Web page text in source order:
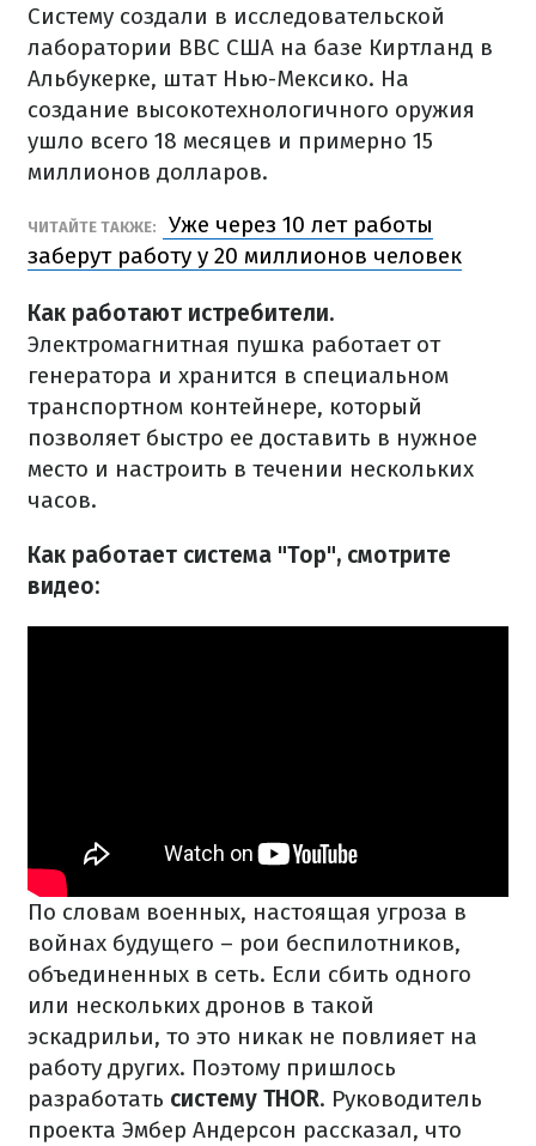
Систему создали в исследовательской
лаборатории ВВС США на базе Киртланд в
Альбукерке, штат Нью-Мексико. На
создание высокотехнологичного оружия
ушло всего 18 месяцев и примерно 15
миллионов долларов.
ЧИТАЙТЕ ТАКЖЕ:
Уже через 10 лет работы
заберут работу у 20 миллионов человек
Как работают истребители.
Электромагнитная пушка работает от
генератора и хранится в специальном
транспортном контейнере, который
позволяет быстро ее доставить в нужное
место и настроить в течении нескольких
часов.
Как работает система "Тор", смотрите
видео:
По словам военных, настоящая угроза в
войнах будущего – рои беспилотников,
объединенных в сеть. Если сбить одного
или нескольких дронов в такой
эскадрильи, то это никак не повлияет на
работу других. Поэтому пришлось
разработать систему THOR. Руководитель
проекта Эмбер Андерсон рассказал, что